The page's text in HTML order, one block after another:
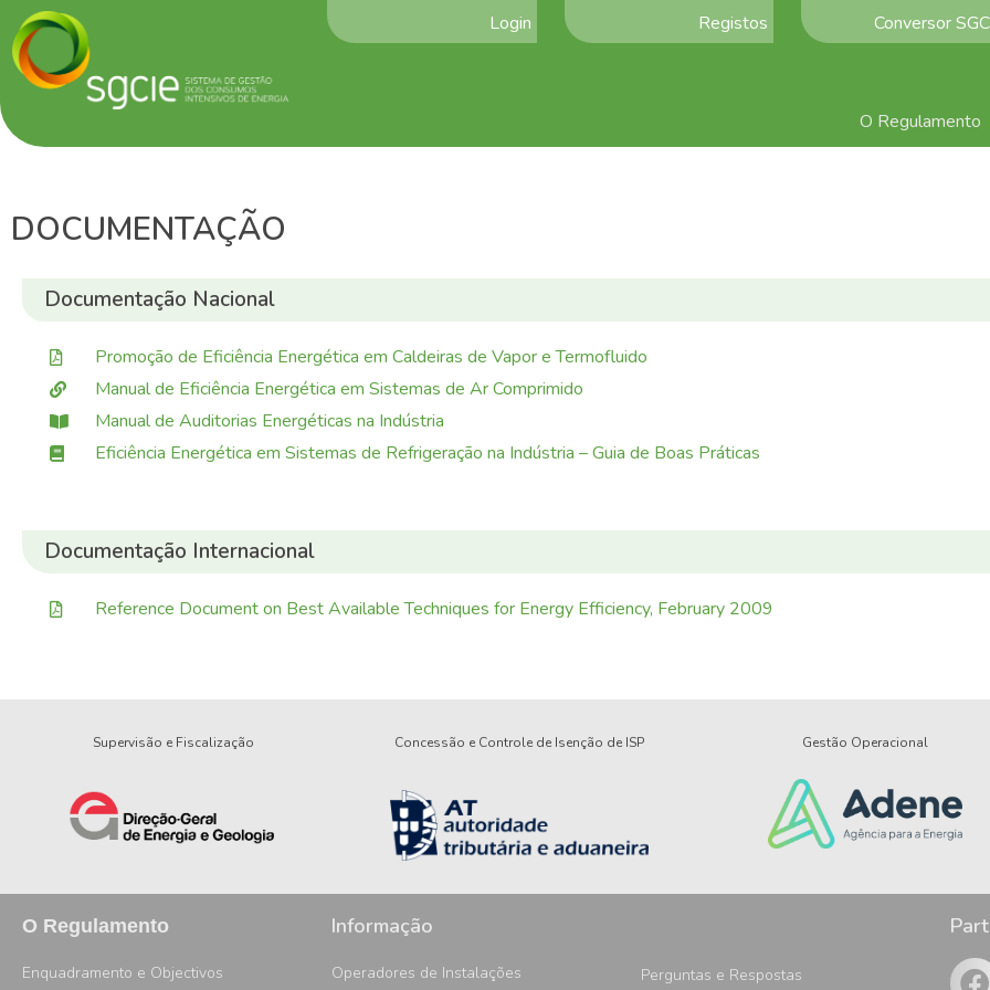
Login Registos Conversor
O Regulamento
DOCUMENTAÇÃO
Documentação Nacional
Promoção de Eficiência Energética em Caldeiras de Vapor e Termofluido
Manual de Eficiência Energética em Sistemas de Ar Comprimido
Manual de Auditorias Energéticas na Indústria
Eficiência Energética em Sistemas de Refrigeração na Indústria – Guia de Boas Práticas
Documentação Internacional
Reference Document on Best Available Techniques for Energy Efficiency, February 2009
Supervisão e Fiscalização Concessão e Controle de Isenção de ISP Gestão Operacional
O Regulamento
Enquadramento e Objectivos
Informação
Operadores de Instalações Perguntas e Respostas